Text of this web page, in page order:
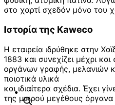
στο χαρτί σχεδόν μόνο του
Ιστορία της Kaweco
Η εταιρεία ιδρύθηκε στην
1883 και συνεχίζει μέχρι
οργάνων γραφής, μελανιών
ποιοτικά υλικά
και ιδιαίτερα σχέδια. Έχει
της μικρού μεγέθους